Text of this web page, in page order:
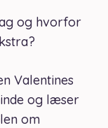
og hvorfor
Valentines
og læser
om